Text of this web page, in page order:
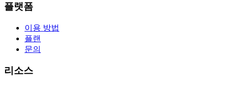
플랫폼
이용 방법
플랜
문의
리소스